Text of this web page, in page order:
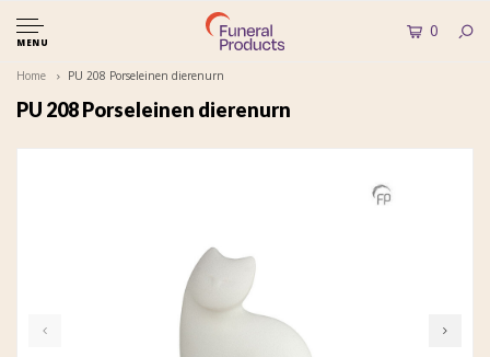
MENU
0
Home PU 208 Porseleinen dierenurn
PU 208 Porseleinen dierenurn